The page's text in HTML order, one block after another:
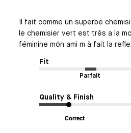
Il fait comme un superbe
le chemisier vert est très a la
féminine môn ami m à fait la
Fit
Parfait
Quality & Finish
Correct